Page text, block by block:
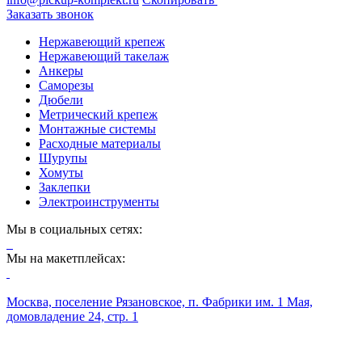
Заказать звонок
Нержавеющий крепеж
Нержавеющий такелаж
Анкеры
Саморезы
Дюбели
Метрический крепеж
Монтажные системы
Расходные материалы
Шурупы
Хомуты
Заклепки
Электроинструменты
Мы в социальных сетях:
Мы на макетплейсах:
Москва, поселение Рязановское, п. Фабрики им. 1 Мая,
домовладение 24, стр. 1